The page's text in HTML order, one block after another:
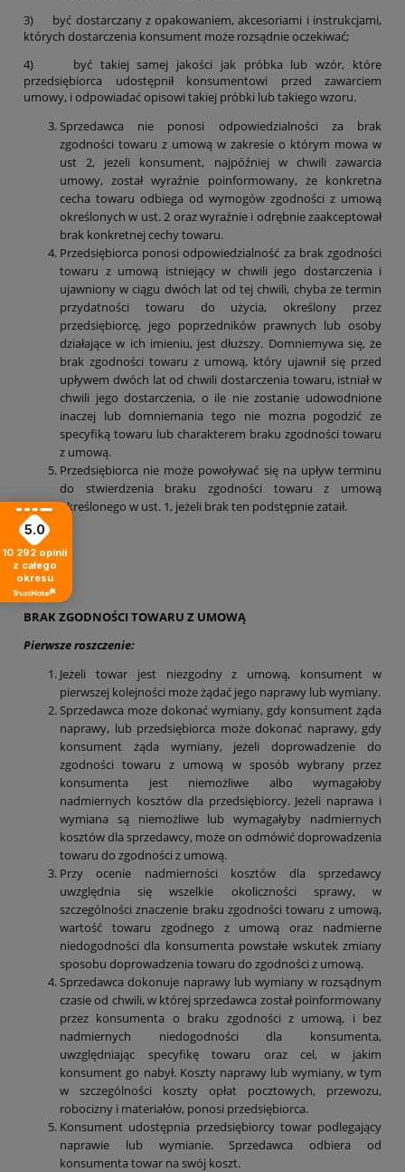
3) być dostarczany z opakowaniem, akcesoriami i instrukcjami,
których dostarczenia konsument może rozsądnie oczekiwać;
4) być takiej samej jakości jak próbka lub wzór, które
przedsiębiorca udostępnił konsumentowi przed zawarciem
umowy, i odpowiadać opisowi takiej próbki lub takiego wzoru.
Sprzedawca nie ponosi odpowiedzialności za brak
zgodności towaru z umową w zakresie o którym mowa w
ust 2, jeżeli konsument, najpóźniej w chwili zawarcia
umowy, został wyraźnie poinformowany, że konkretna
cecha towaru odbiega od wymogów zgodności z umową
określonych w ust. 2 oraz wyraźnie i odrębnie zaakceptował
brak konkretnej cechy towaru.
Przedsiębiorca ponosi odpowiedzialność za brak zgodności
towaru z umową istniejący w chwili jego dostarczenia i
ujawniony w ciągu dwóch lat od tej chwili, chyba że termin
przydatności towaru do użycia, określony przez
przedsiębiorcę, jego poprzedników prawnych lub osoby
działające w ich imieniu, jest dłuższy. Domniemywa się, że
brak zgodności towaru z umową, który ujawnił się przed
upływem dwóch lat od chwili dostarczenia towaru, istniał w
chwili jego dostarczenia, o ile nie zostanie udowodnione
inaczej lub domniemania tego nie można pogodzić ze
specyfiką towaru lub charakterem braku zgodności towaru
z umową.
Przedsiębiorca nie może powoływać się na upływ terminu
do stwierdzenia braku zgodności towaru z umową
określonego w ust. 1, jeżeli brak ten podstępnie zataił.
BRAK ZGODNOŚCI TOWARU Z UMOWĄ
Pierwsze roszczenie:
Jeżeli towar jest niezgodny z umową, konsument w
pierwszej kolejności może żądać jego naprawy lub wymiany.
Sprzedawca może dokonać wymiany, gdy konsument żąda
naprawy, lub przedsiębiorca może dokonać naprawy, gdy
konsument żąda wymiany, jeżeli doprowadzenie do
zgodności towaru z umową w sposób wybrany przez
konsumenta jest niemożliwe albo wymagałoby
nadmiernych kosztów dla przedsiębiorcy. Jeżeli naprawa i
wymiana są niemożliwe lub wymagałyby nadmiernych
kosztów dla sprzedawcy, może on odmówić doprowadzenia
towaru do zgodności z umową.
Przy ocenie nadmierności kosztów dla sprzedawcy
uwzględnia się wszelkie okoliczności sprawy, w
szczególności znaczenie braku zgodności towaru z umową,
wartość towaru zgodnego z umową oraz nadmierne
niedogodności dla konsumenta powstałe wskutek zmiany
sposobu doprowadzenia towaru do zgodności z umową.
Sprzedawca dokonuje naprawy lub wymiany w rozsądnym
czasie od chwili, w której sprzedawca został poinformowany
przez konsumenta o braku zgodności z umową, i bez
nadmiernych niedogodności dla konsumenta,
uwzględniając specyfikę towaru oraz cel, w jakim
konsument go nabył. Koszty naprawy lub wymiany, w tym
w szczególności koszty opłat pocztowych, przewozu,
robocizny i materiałów, ponosi przedsiębiorca.
Konsument udostępnia przedsiębiorcy towar podlegający
naprawie lub wymianie. Sprzedawca odbiera od
konsumenta towar na swój koszt.
5.0
10 292 opinii
z całego
okresu